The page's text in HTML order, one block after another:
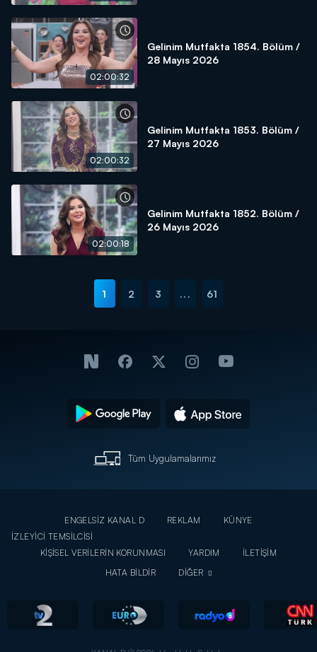
02:00:32
Gelinim Mutfakta 1854. Bölüm /
28 Mayıs 2026
02:00:32
Gelinim Mutfakta 1853. Bölüm /
27 Mayıs 2026
02:00:18
Gelinim Mutfakta 1852. Bölüm /
26 Mayıs 2026
1 2 3 ... 61
Tüm Uygulamalarımız
ENGELSİZ KANAL D REKLAM
KÜNYE
İZLEYİCİ TEMSİLCİSİ
KİŞİSEL VERİLERİN KORUNMASI
YARDIM
İLETİŞİM
HATA BİLDİR
DİĞER